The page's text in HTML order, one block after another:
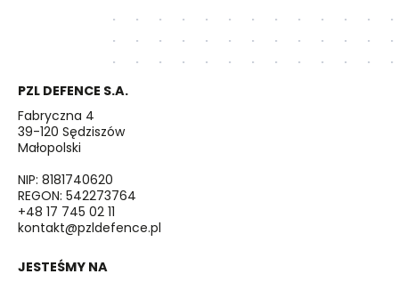
PZL DEFENCE S.A.
Fabryczna 4
39-120 Sędziszów
Małopolski
NIP: 8181740620
REGON: 542273764
+48 17 745 02 11
kontakt@pzldefence.pl
JESTEŚMY NA